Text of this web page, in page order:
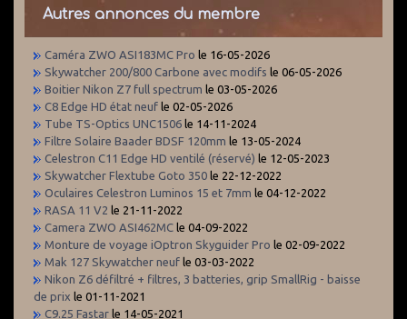
Autres annonces du membre
Caméra ZWO ASI183MC Pro le 16-05-2026
Skywatcher 200/800 Carbone avec modifs le 06-05-2026
Boitier Nikon Z7 full spectrum le 03-05-2026
C8 Edge HD état neuf le 02-05-2026
Tube TS-Optics UNC1506 le 14-11-2024
Filtre Solaire Baader BDSF 120mm le 13-05-2024
Celestron C11 Edge HD ventilé (réservé) le 12-05-2023
Skywatcher Flextube Goto 350 le 22-12-2022
Oculaires Celestron Luminos 15 et 7mm le 04-12-2022
RASA 11 V2 le 21-11-2022
Camera ZWO ASI462MC le 04-09-2022
Monture de voyage iOptron Skyguider Pro le 02-09-2022
Mak 127 Skywatcher neuf le 03-03-2022
Nikon Z6 défiltré + filtres, 3 batteries, grip SmallRig - baisse
de prix le 01-11-2021
C9.25 Fastar le 14-05-2021